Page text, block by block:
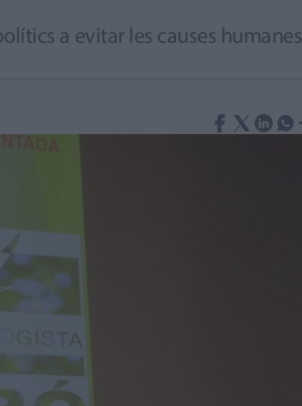
a evitar les causes humanes